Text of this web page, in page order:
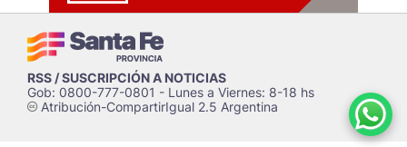
RSS / SUSCRIPCIÓN A NOTICIAS
Gob: 0800-777-0801 - Lunes a Viernes: 8-18 hs
cAtribución-CompartirIgual 2.5 Argentina